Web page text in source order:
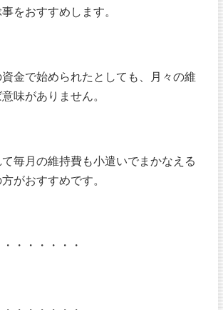
をおすすめします。
金で始められたとしても、月々の維
味がありません。
毎月の維持費も小遣いでまかなえる
がおすすめです。
・・・・・・